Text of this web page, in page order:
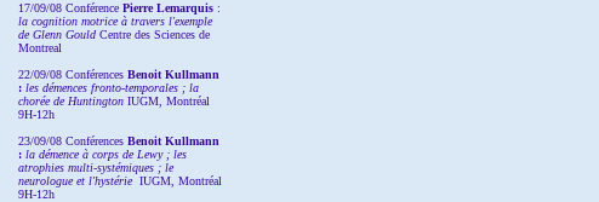
17/09/08 Conférence Pierre Lemarquis :
la cognition motrice à travers l'exemple
de Glenn Gould Centre des Sciences de
Montreal
22/09/08 Conférences Benoit Kullmann
: les démences fronto-temporales ; la
chorée de Huntington IUGM, Montréal
9H-12h
23/09/08 Conférences Benoit Kullmann
: la démence à corps de Lewy ; les
atrophies multi-systémiques ; le
neurologue et l'hystérie IUGM, Montréal
9H-12h